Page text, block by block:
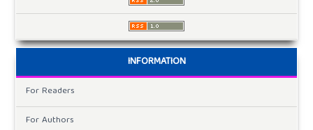
INFORMATION
For Readers
For Authors